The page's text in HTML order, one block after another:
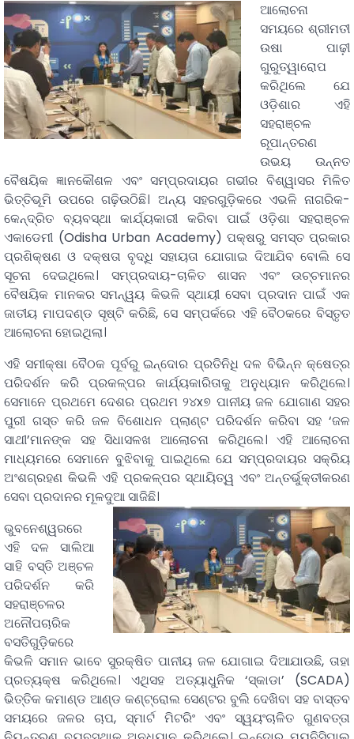
​ଆଲୋଚନା
ସମୟରେ ଶ୍ରୀମତୀ
ଉଷା ପାଢ଼ୀ
ଗୁରୁତ୍ୱାରୋପ
କରିଥିଲେ ଯେ
ଓଡ଼ିଶାର ଏହି
ସହରାଞ୍ଚଳ
ରୂପାନ୍ତରଣ
ଉଭୟ ଉନ୍ନତ
ବୈଷୟିକ ଜ୍ଞାନକୌଶଳ ଏବଂ ସମ୍ପ୍ରଦାୟର ଗଭୀର ବିଶ୍ୱାସର ମିଳିତ
ଭିତ୍ତିଭୂମି ଉପରେ ଗଢ଼ିଉଠିଛି। ଅନ୍ୟ ସହରଗୁଡ଼ିକରେ ଏଭଳି ନାଗରିକ-
କେନ୍ଦ୍ରିତ ବ୍ୟବସ୍ଥା କାର୍ଯ୍ୟକାରୀ କରିବା ପାଇଁ ଓଡ଼ିଶା ସହରାଞ୍ଚଳ
ଏକାଡେମୀ (Odisha Urban Academy) ପକ୍ଷରୁ ସମସ୍ତ ପ୍ରକାର
ପ୍ରଶିକ୍ଷଣ ଓ ଦକ୍ଷତା ବୃଦ୍ଧି ସହାୟତା ଯୋଗାଇ ଦିଆଯିବ ବୋଲି ସେ
ସୂଚନା ଦେଇଥିଲେ। ସମ୍ପ୍ରଦାୟ-ଚାଳିତ ଶାସନ ଏବଂ ଉଚ୍ଚମାନର
ବୈଷୟିକ ମାନକର ସମନ୍ୱୟ କିଭଳି ସ୍ଥାୟୀ ସେବା ପ୍ରଦାନ ପାଇଁ ଏକ
ଜାତୀୟ ମାପଦଣ୍ଡ ସୃଷ୍ଟି କରିଛି, ସେ ସମ୍ପର୍କରେ ଏହି ବୈଠକରେ ବିସ୍ତୃତ
ଆଲୋଚନା ହୋଇଥିଲା।
​ଏହି ସମୀକ୍ଷା ବୈଠକ ପୂର୍ବରୁ ଇନ୍ଦୋର ପ୍ରତିନିଧି ଦଳ ବିଭିନ୍ନ କ୍ଷେତ୍ର
ପରିଦର୍ଶନ କରି ପ୍ରକଳ୍ପର କାର୍ଯ୍ୟକାରିତାକୁ ଅନୁଧ୍ୟାନ କରିଥିଲେ।
ସେମାନେ ପ୍ରଥମେ ଦେଶର ପ୍ରଥମ ୨୪x୭ ପାନୀୟ ଜଳ ଯୋଗାଣ ସହର
ପୁରୀ ଗସ୍ତ କରି ଜଳ ବିଶୋଧନ ପ୍ଲାଣ୍ଟ ପରିଦର୍ଶନ କରିବା ସହ ‘ଜଳ
ସାଥୀ’ମାନଙ୍କ ସହ ସିଧାସଳଖ ଆଲୋଚନା କରିଥିଲେ। ଏହି ଆଲୋଚନା
ମାଧ୍ୟମରେ ସେମାନେ ବୁଝିବାକୁ ପାଇଥିଲେ ଯେ ସମ୍ପ୍ରଦାୟର ସକ୍ରିୟ
ଅଂଶଗ୍ରହଣ କିଭଳି ଏହି ପ୍ରକଳ୍ପର ସ୍ଥାୟିତ୍ୱ ଏବଂ ଅନ୍ତର୍ଭୁକ୍ତୀକରଣ
ସେବା ପ୍ରଦାନର ମୂଳଦୁଆ ସାଜିଛି।
​ଭୁବନେଶ୍ୱରରେ
ଏହି ଦଳ ସାଲିଆ
ସାହି ବସ୍ତି ଅଞ୍ଚଳ
ପରିଦର୍ଶନ କରି
ସହରାଞ୍ଚଳର
ଅନୌପଚାରିକ
ବସତିଗୁଡ଼ିକରେ
କିଭଳି ସମାନ ଭାବେ ସୁରକ୍ଷିତ ପାନୀୟ ଜଳ ଯୋଗାଇ ଦିଆଯାଉଛି, ତାହା
ପ୍ରତ୍ୟକ୍ଷ କରିଥିଲେ। ଏଥିସହ ଅତ୍ୟାଧୁନିକ ‘ସ୍କାଡା’ (SCADA)
ଭିତ୍ତିକ କମାଣ୍ଡ ଆଣ୍ଡ କଣ୍ଟ୍ରୋଲ ସେଣ୍ଟର ବୁଲି ଦେଖିବା ସହ ବାସ୍ତବ
ସମୟରେ ଜଳର ଚାପ, ସ୍ମାର୍ଟ ମିଟରିଂ ଏବଂ ସ୍ୱୟଂଚାଳିତ ଗୁଣବତ୍ତା